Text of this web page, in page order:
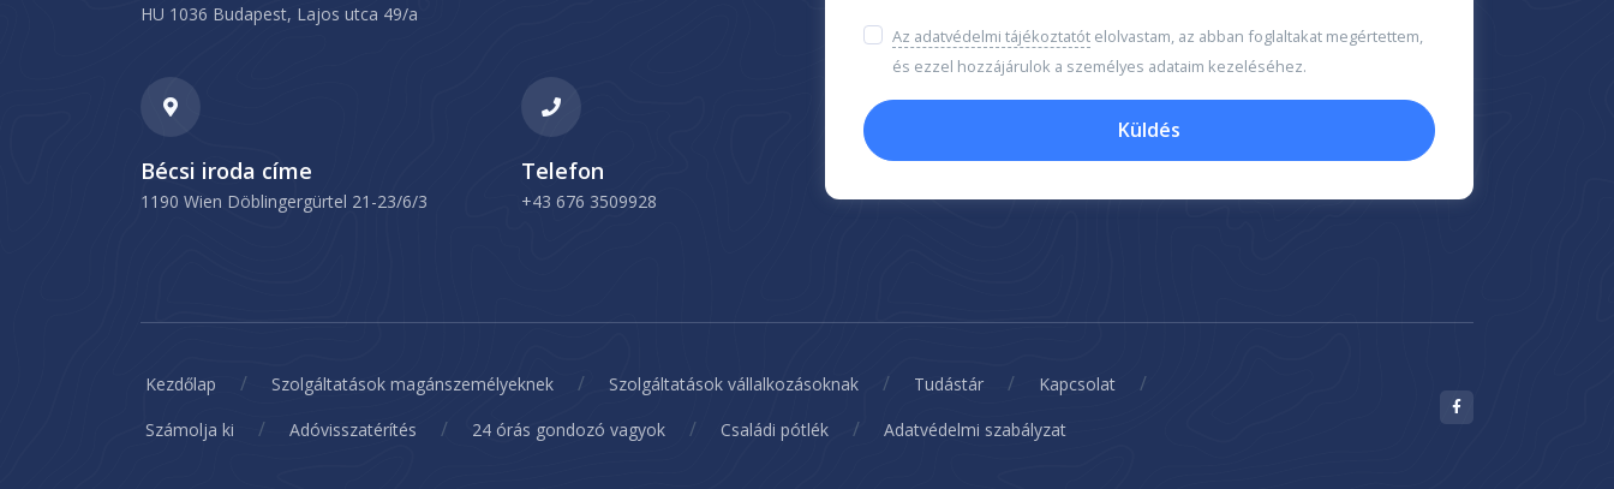
HU 1036 Budapest, Lajos utca 49/a
Bécsi iroda címe
1190 Wien Döblingergürtel 21-23/6/3
Telefon
+43 676 3509928
Az adatvédelmi tájékoztatót elolvastam, az abban foglaltakat megértettem,
és ezzel hozzájárulok a személyes adataim kezeléséhez.
Küldés
Kezdőlap / Szolgáltatások magánszemélyeknek / Szolgáltatások vállalkozásoknak / Tudástár / Kapcsolat /
Számolja ki / Adóvisszatérítés / 24 órás gondozó vagyok / Családi pótlék / Adatvédelmi szabályzat